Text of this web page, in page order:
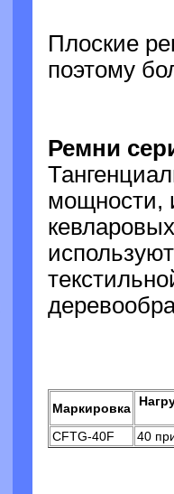
Плоские
поэтому
Ремни
мощности,
Маркировка
CFTG-40F 40